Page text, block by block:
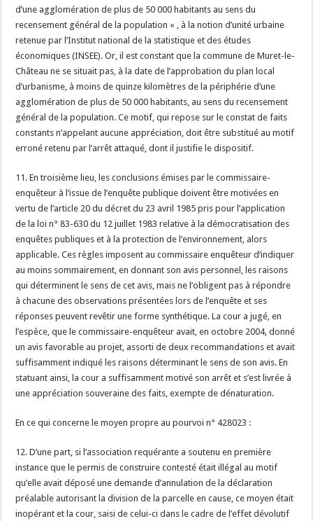
d’une agglomération de plus de 50 000 habitants au sens du
recensement général de la population « , à la notion d’unité urbaine
retenue par l’Institut national de la statistique et des études
économiques (INSEE). Or, il est constant que la commune de Muret-le-
Château ne se situait pas, à la date de l’approbation du plan local
d’urbanisme, à moins de quinze kilomètres de la périphérie d’une
agglomération de plus de 50 000 habitants, au sens du recensement
général de la population. Ce motif, qui repose sur le constat de faits
constants n’appelant aucune appréciation, doit être substitué au motif
erroné retenu par l’arrêt attaqué, dont il justifie le dispositif.
11. En troisième lieu, les conclusions émises par le commissaire-
enquêteur à l’issue de l’enquête publique doivent être motivées en
vertu de l’article 20 du décret du 23 avril 1985 pris pour l’application
de la loi n° 83-630 du 12 juillet 1983 relative à la démocratisation des
enquêtes publiques et à la protection de l’environnement, alors
applicable. Ces règles imposent au commissaire enquêteur d’indiquer
au moins sommairement, en donnant son avis personnel, les raisons
qui déterminent le sens de cet avis, mais ne l’obligent pas à répondre
à chacune des observations présentées lors de l’enquête et ses
réponses peuvent revêtir une forme synthétique. La cour a jugé, en
l’espèce, que le commissaire-enquêteur avait, en octobre 2004, donné
un avis favorable au projet, assorti de deux recommandations et avait
suffisamment indiqué les raisons déterminant le sens de son avis. En
statuant ainsi, la cour a suffisamment motivé son arrêt et s’est livrée à
une appréciation souveraine des faits, exempte de dénaturation.
En ce qui concerne le moyen propre au pourvoi n° 428023 :
12. D’une part, si l’association requérante a soutenu en première
instance que le permis de construire contesté était illégal au motif
qu’elle avait déposé une demande d’annulation de la déclaration
préalable autorisant la division de la parcelle en cause, ce moyen était
inopérant et la cour, saisi de celui-ci dans le cadre de l’effet dévolutif